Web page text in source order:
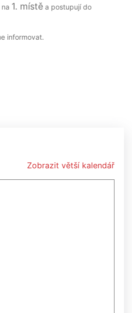
1. místě a postupují do
informovat.
Zobrazit větší kalendář